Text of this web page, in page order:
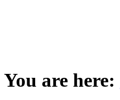
You are here: